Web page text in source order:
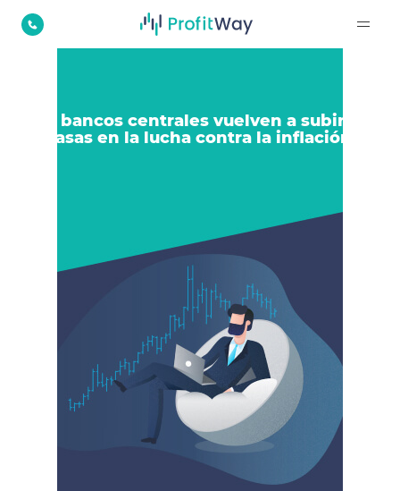
Los bancos centrales vuelven a subir las
tasas en la lucha contra la inflación